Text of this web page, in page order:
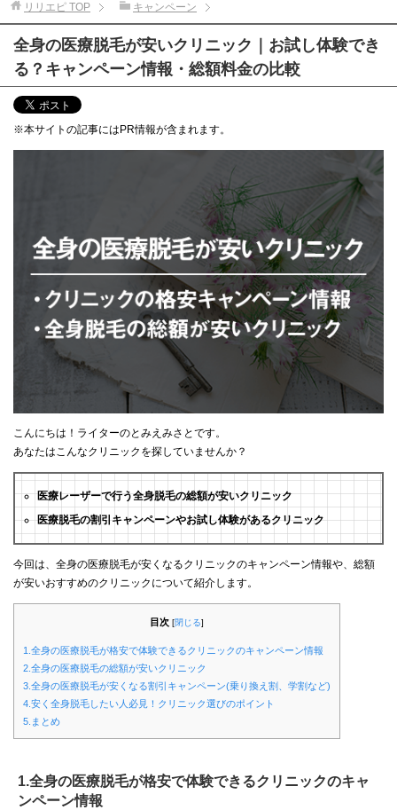
リリエピ TOP キャンペーン
全身の医療脱毛が安いクリニック｜お試し体験でき
る？キャンペーン情報・総額料金の比較
※本サイトの記事にはPR情報が含まれます。
こんにちは！ライターのとみえみさとです。
あなたはこんなクリニックを探していませんか？
医療レーザーで行う全身脱毛の総額が安いクリニック
医療脱毛の割引キャンペーンやお試し体験があるクリニック
今回は、全身の医療脱毛が安くなるクリニックのキャンペーン情報や、総額
が安いおすすめのクリニックについて紹介します。
目次 [閉じる]
1.全身の医療脱毛が格安で体験できるクリニックのキャンペーン情報
2.全身の医療脱毛の総額が安いクリニック
3.全身の医療脱毛が安くなる割引キャンペーン(乗り換え割、学割など)
4.安く全身脱毛したい人必見！クリニック選びのポイント
5.まとめ
1.全身の医療脱毛が格安で体験できるクリニックのキャ
ンペーン情報